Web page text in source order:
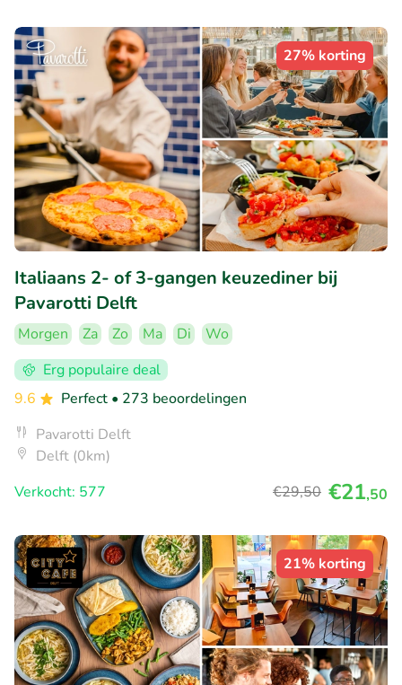
27% korting
Italiaans 2- of 3-gangen keuzediner bij
Pavarotti Delft
Morgen Za Zo Ma Di
Wo
Erg populaire deal
9.6
Perfect • 273 beoordelingen
Pavarotti Delft
Delft (0km)
Verkocht: 577
€29,50 €21,50
21% korting